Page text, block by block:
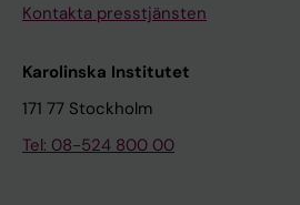
Kontakta presstjänsten
Karolinska Institutet
171 77 Stockholm
Tel: 08-524 800 00